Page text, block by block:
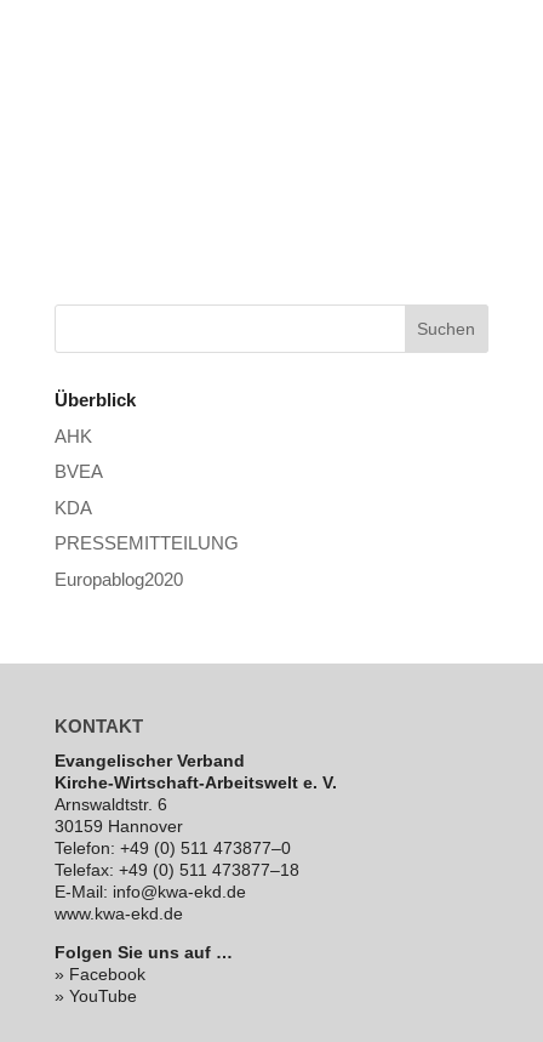
Überblick
AHK
BVEA
KDA
PRESSEMITTEILUNG
Europablog2020
KONTAKT
Evan­ge­li­scher Verband
Kirche-Wirt­schaft-Arbeits­welt e. V.
Arns­waldt­str. 6
30159 Hannover
Telefon: +49 (0) 511 473877–0
Telefax: +49 (0) 511 473877–18
E‑Mail: info@kwa-ekd.de
www.kwa-ekd.de
Folgen Sie uns auf …
» Facebook
» YouTube